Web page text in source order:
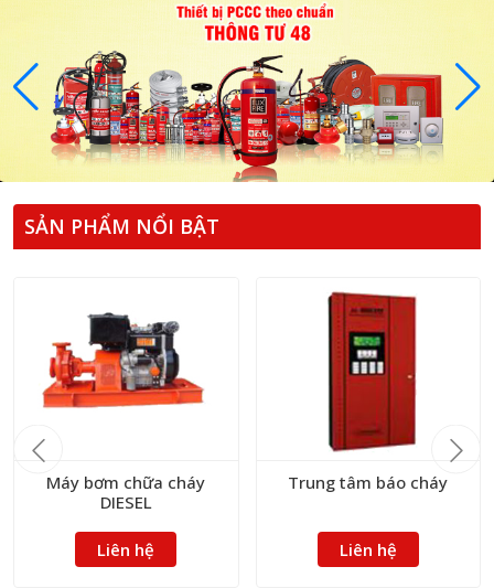
SẢN PHẨM NỔI BẬT
Máy bơm chữa cháy
DIESEL
Liên hệ
Trung tâm báo cháy
Liên hệ